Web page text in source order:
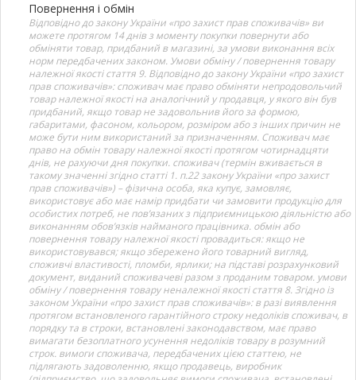
Повернення і обмін
Відповідно до закону України «про захист прав споживачів» ви
можете протягом 14 днів з моменту покупки повернути або
обміняти товар, придбаний в магазині, за умови виконання всіх
норм передбачених законом. Умови обміну / повернення товару
належної якості стаття 9. Відповідно до закону України «про захист
прав споживачів»: споживач має право обміняти непродовольчий
товар належної якості на аналогічний у продавця, у якого він був
придбаний, якщо товар не задовольнив його за формою,
габаритами, фасоном, кольором, розміром або з інших причин не
може бути ним використаний за призначенням. Споживач має
право на обмін товару належної якості протягом чотирнадцяти
днів, не рахуючи дня покупки. споживач (термін вживається в
такому значенні згідно статті 1. п.22 закону України «про захист
прав споживачів») – фізична особа, яка купує, замовляє,
використовує або має намір придбати чи замовити продукцію для
особистих потреб, не пов’язаних з підприємницькою діяльністю або
виконанням обов’язків найманого працівника. обмін або
повернення товару належної якості провадиться: якщо не
використовувався; якщо збережено його товарний вигляд,
споживчі властивості, пломби, ярлики; на підставі розрахунковий
документ, виданий споживачеві разом з проданим товаром. умови
обміну / повернення товару неналежної якості стаття 8. Згідно із
законом України «про захист прав споживачів»: в разі виявлення
протягом встановленого гарантійного строку недоліків споживач, в
порядку та в строки, встановлені законодавством, має право
вимагати безоплатного усунення недоліків товару в розумний
строк. вимоги споживача, передбачених цією статтею, не
підлягають задоволенню, якщо продавець, виробник